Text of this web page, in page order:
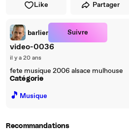
Like Partager
barlier Suivre
video-0036
il y a 20 ans
fete musique 2006 alsace mulhouse
Catégorie
🎵 Musique
Recommandations